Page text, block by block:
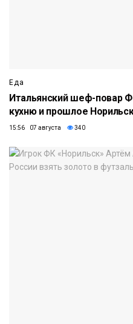
Еда
Итальянский шеф-повар
кухню и прошлое
15:56 07 августа 340